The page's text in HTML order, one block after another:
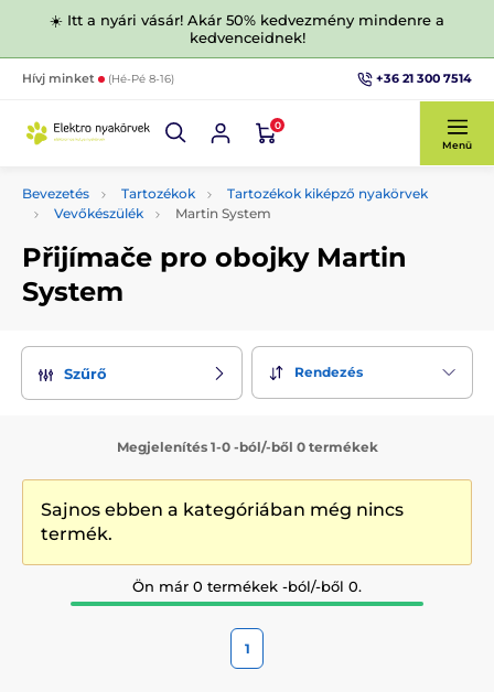
☀️ Itt a nyári vásár! Akár 50% kedvezmény mindenre a
kedvenceidnek!
Hívj minket (Hé-Pé 8-16) +36 21 300 7514
0
Menü
Bevezetés Tartozékok
Tartozékok kiképző nyakörvek
Vevőkészülék
Martin System
Přijímače pro obojky Martin
System
Szűrő Rendezés
Megjelenítés 1-0 -ból/-ből 0 termékek
Sajnos ebben a kategóriában még nincs
termék.
Ön már 0 termékek -ból/-ből 0.
1